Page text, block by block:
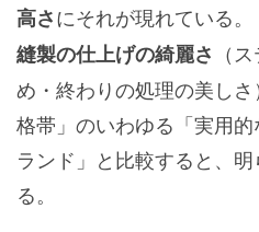
高さにそれが現れている。
縫製の仕上げの綺麗さ （
め・終わりの処理の美し
格帯」のいわゆる「実用
ランド」と比較すると、
る。